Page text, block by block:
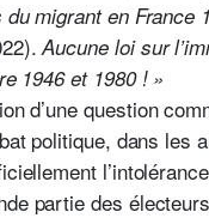
du migrant en France
Aucune loi sur
1946 et 1980 ! »
d’une question
politique, dans les
partie des